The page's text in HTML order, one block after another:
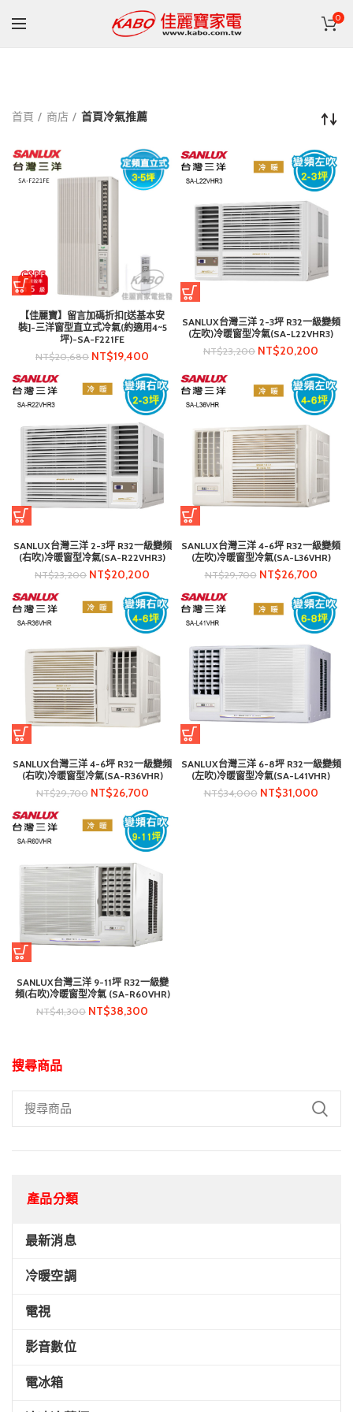
0
搜尋商品
產品分類
最新消息
冷暖空調
電視
影音數位
電冰箱
首頁 商店 首頁冷氣推薦
【佳麗寶】留言加碼折扣[送基本安
裝]-三洋窗型直立式冷氣(約適用4~5
坪)-SA-F221FE
NT$20,680 NT$19,400
SANLUX台灣三洋 2-3坪 R32一級變頻
(左吹)冷暖窗型冷氣(SA-L22VHR3)
NT$23,200 NT$20,200
SANLUX台灣三洋 2-3坪 R32一級變頻
(右吹)冷暖窗型冷氣(SA-R22VHR3)
NT$23,200 NT$20,200
SANLUX台灣三洋 4-6坪 R32一級變頻
(左吹)冷暖窗型冷氣(SA-L36VHR)
NT$29,700 NT$26,700
SANLUX台灣三洋 4-6坪 R32一級變頻
(右吹)冷暖窗型冷氣(SA-R36VHR)
NT$29,700 NT$26,700
SANLUX台灣三洋 6-8坪 R32一級變頻
(左吹)冷暖窗型冷氣(SA-L41VHR)
NT$34,000 NT$31,000
SANLUX台灣三洋 9-11坪 R32一級變
頻(右吹)冷暖窗型冷氣 (SA-R60VHR)
NT$41,300 NT$38,300